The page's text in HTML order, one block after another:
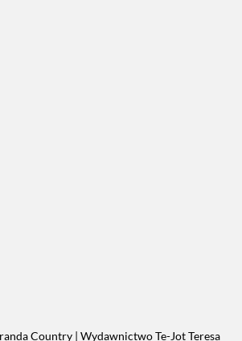
Country | Wydawnictwo Te-Jot Teresa
W NATURZE